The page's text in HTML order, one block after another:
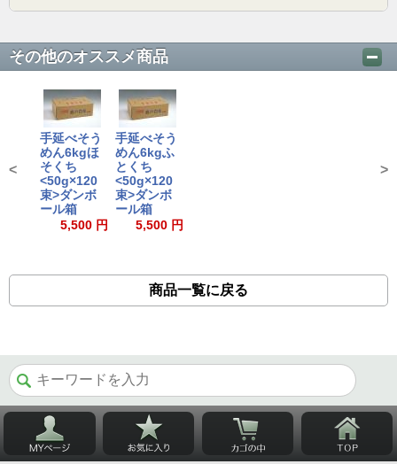
その他のオススメ商品
手延べそう
めん6kgほ
そくち
<50g×120
束>ダンボ
ール箱
5,500 円
手延べそう
めん6kgふ
とくち
<50g×120
束>ダンボ
ール箱
5,500 円
< >
商品一覧に戻る